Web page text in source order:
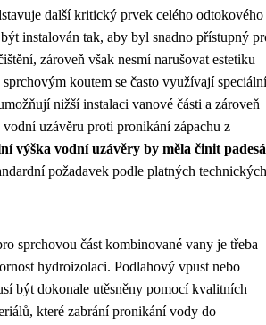
další kritický prvek celého odtokového
instalován tak, aby byl snadno přístupný
zároveň však nesmí narušovat estetiku
koutem se často využívají speciální
nižší instalaci vanové části a zároveň
uzávěru proti pronikání zápachu z
výška vodní uzávěry by měla činit
požadavek podle platných technických
sprchovou část kombinované vany je třeba
hydroizolaci. Podlahový vpust nebo
být dokonale utěsněny pomocí kvalitních
které zabrání pronikání vody do